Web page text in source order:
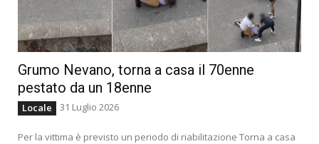
Grumo Nevano, torna a casa il 70enne
pestato da un 18enne
Locale 31 Luglio 2026
Per la vittima è previsto un periodo di riabilitazione Torna a casa